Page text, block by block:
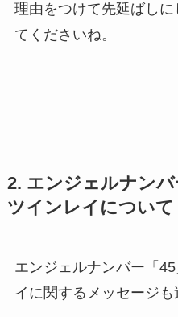
理由をつけて先延ばし
てくださいね。
2. エンジェルナンバ
ツインレイについて
エンジェルナンバー「
イに関するメッセージも